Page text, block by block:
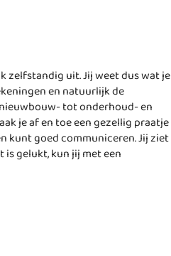
zelfstandig uit. Jij weet dus wat je
en natuurlijk de
tot onderhoud- en
je af en toe een gezellig praatje
kunt goed communiceren. Jij ziet
gelukt, kun jij met een